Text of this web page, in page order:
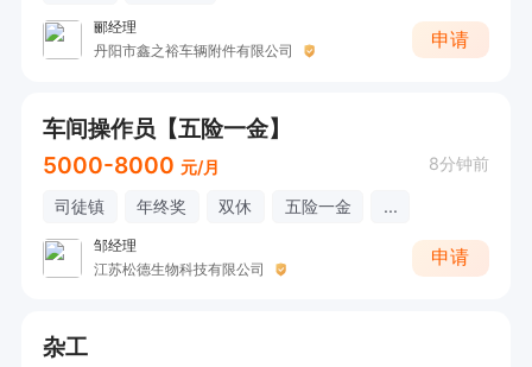
郦经理
丹阳市鑫之裕车辆附件有限公司
申请
车间操作员【五险一金】
5000-8000 元/月 8分钟前
司徒镇 年终奖 双休 五险一金 ...
邹经理
江苏松德生物科技有限公司
申请
杂工